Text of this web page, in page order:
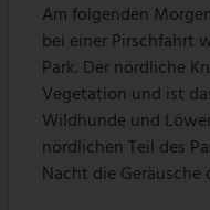
Am folgenden
bei einer Pirschfahrt
Park. Der nördliche
Vegetation und ist
Wildhunde und
nördlichen Teil des
Nacht die Geräusche